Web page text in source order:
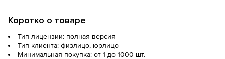
Коротко о товаре
Тип лицензии: полная версия
Тип клиента: физлицо, юрлицо
Минимальная покупка: от 1 до 1000 шт.